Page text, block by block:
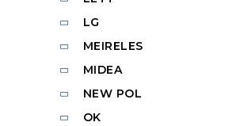
LG
MEIRELES
MIDEA
NEW POL
OK